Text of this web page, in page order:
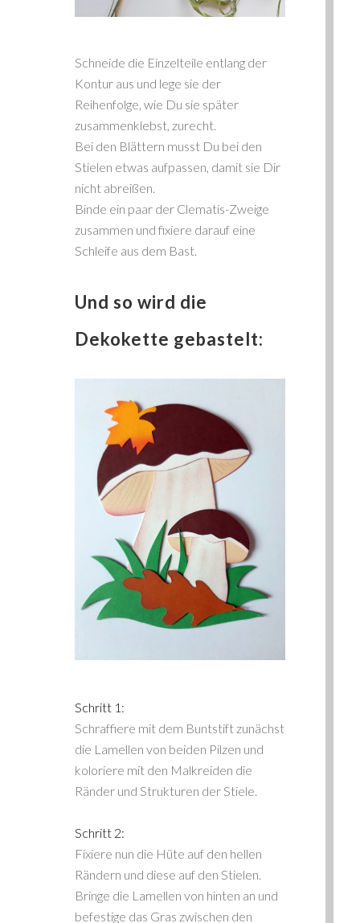
Schneide die Einzelteile entlang der
Kontur aus und lege sie der
Reihenfolge, wie Du sie später
zusammenklebst, zurecht.
Bei den Blättern musst Du bei den
Stielen etwas aufpassen, damit sie Dir
nicht abreißen.
Binde ein paar der Clematis-Zweige
zusammen und fixiere darauf eine
Schleife aus dem Bast.
Und so wird die
Dekokette gebastelt:
Schritt 1:
Schraffiere mit dem Buntstift zunächst
die Lamellen von beiden Pilzen und
koloriere mit den Malkreiden die
Ränder und Strukturen der Stiele.
Schritt 2:
Fixiere nun die Hüte auf den hellen
Rändern und diese auf den Stielen.
Bringe die Lamellen von hinten an und
befestige das Gras zwischen den